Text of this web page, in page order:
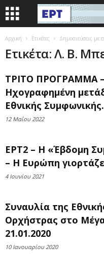
Αρχική Ετικέτες Δημοσιεύσεις με
Ετικέτα: Λ. Β.
ΤΡΙΤΟ ΠΡΟΓΡΑΜΜΑ –
Ηχογραφημένη
Εθνικής
12 Μαΐου 2022
ΕΡΤ2 – Η «Έβδομη
– Η Ευρώπη
4 Ιουνίου 2021
Συναυλία της
Ορχήστρας στο
21.01.2020
10 Ιανουαρίου 2020